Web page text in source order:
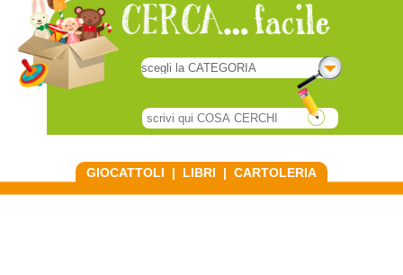
GIOCATTOLI | LIBRI | CARTOLERIA